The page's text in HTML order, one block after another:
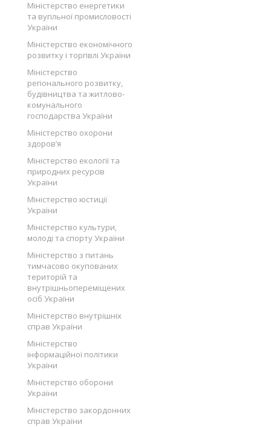
Міністерство енергетики
та вугільної промисловості
України
Міністерство економічного
розвитку і торгівлі України
Міністерство
регіонального розвитку,
будівництва та житлово-
комунального
господарства України
Міністерство охорони
здоров’я
Міністерство екології та
природних ресурсів
України
Міністерство юстиції
України
Міністерство культури,
молоді та спорту України
Міністерство з питань
тимчасово окупованих
територій та
внутрішньопереміщених
осіб України
Міністерство внутрішніх
справ України
Міністерство
інформаційної політики
України
Міністерство оборони
України
Міністерство закордонних
справ України